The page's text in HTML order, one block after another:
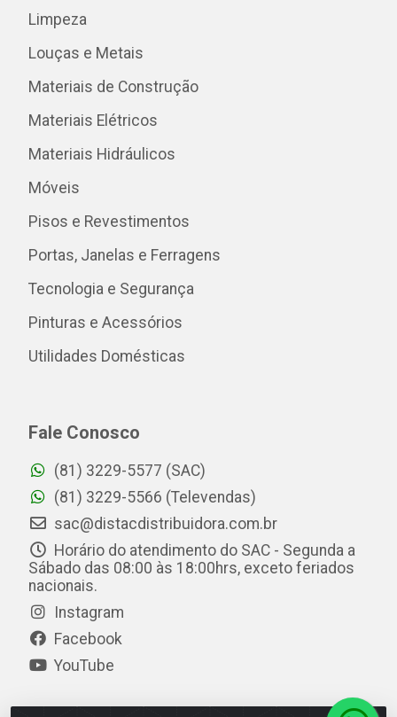
Limpeza
Louças e Metais
Materiais de Construção
Materiais Elétricos
Materiais Hidráulicos
Móveis
Pisos e Revestimentos
Portas, Janelas e Ferragens
Tecnologia e Segurança
Pinturas e Acessórios
Utilidades Domésticas
Fale Conosco
(81) 3229-5577 (SAC)
(81) 3229-5566 (Televendas)
sac@distacdistribuidora.com.br
Horário do atendimento do SAC - Segunda a
Sábado das 08:00 às 18:00hrs, exceto feriados
nacionais.
Instagram
Facebook
YouTube